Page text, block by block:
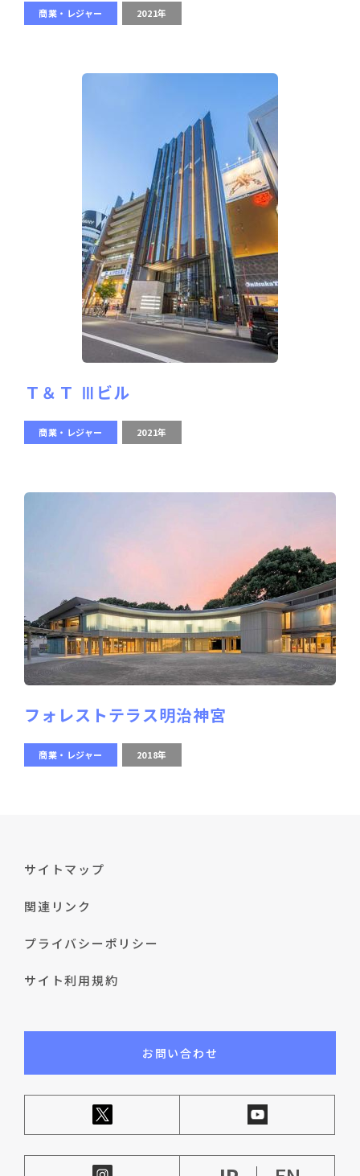
商業・レジャー 2021年
Ｔ＆Ｔ Ⅲビル
商業・レジャー 2021年
フォレストテラス明治神宮
商業・レジャー 2018年
サイトマップ
関連リンク
プライバシーポリシー
サイト利用規約
お問い合わせ